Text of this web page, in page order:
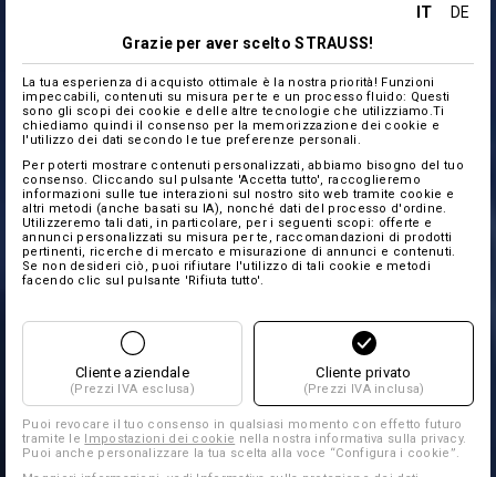
IT
DE
Grazie per aver scelto STRAUSS!
La tua esperienza di acquisto ottimale è la nostra priorità! Funzioni
impeccabili, contenuti su misura per te e un processo fluido: Questi
sono gli scopi dei cookie e delle altre tecnologie che utilizziamo.Ti
chiediamo quindi il consenso per la memorizzazione dei cookie e
l'utilizzo dei dati secondo le tue preferenze personali.
Per poterti mostrare contenuti personalizzati, abbiamo bisogno del tuo
consenso. Cliccando sul pulsante 'Accetta tutto', raccoglieremo
informazioni sulle tue interazioni sul nostro sito web tramite cookie e
altri metodi (anche basati su IA), nonché dati del processo d'ordine.
Utilizzeremo tali dati, in particolare, per i seguenti scopi: offerte e
annunci personalizzati su misura per te, raccomandazioni di prodotti
pertinenti, ricerche di mercato e misurazione di annunci e contenuti.
Se non desideri ciò, puoi rifiutare l'utilizzo di tali cookie e metodi
facendo clic sul pulsante 'Rifiuta tutto'.
Cliente aziendale
(Prezzi IVA esclusa)
Cliente privato
(Prezzi IVA inclusa)
Puoi revocare il tuo consenso in qualsiasi momento con effetto futuro
tramite le Impostazioni dei cookie nella nostra informativa sulla privacy.
Puoi anche personalizzare la tua scelta alla voce “Configura i cookie”.